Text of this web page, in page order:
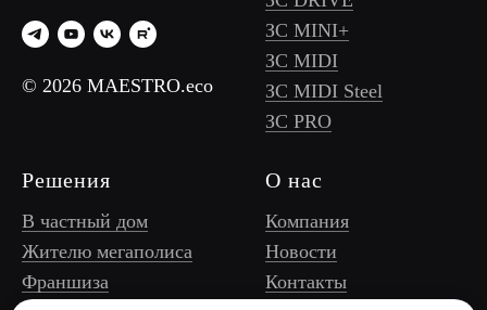
© 2026 MAESTRO.eco
ЗС MINI+
ЗС MIDI
ЗС MIDI Steel
ЗС PRO
Решения
В частный дом
Жителю мегаполиса
Франшиза
О нас
Компания
Новости
Контакты